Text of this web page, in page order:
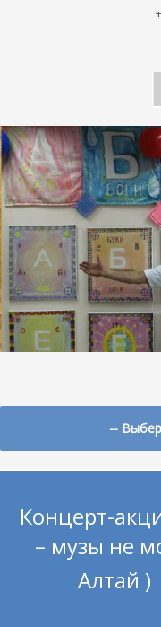
--
Концерт-
– музы не
Алтай )